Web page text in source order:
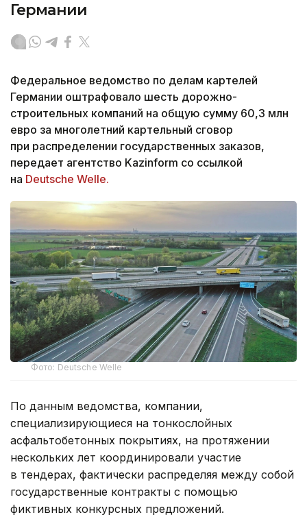
Германии
Федеральное ведомство по делам картелей
Германии оштрафовало шесть дорожно-
строительных компаний на общую сумму 60,3 млн
евро за многолетний картельный сговор
при распределении государственных заказов,
передает агентство Kazinform со ссылкой
на Deutsche Welle.
Фото: Deutsche Welle
По данным ведомства, компании,
специализирующиеся на тонкослойных
асфальтобетонных покрытиях, на протяжении
нескольких лет координировали участие
в тендерах, фактически распределяя между собой
государственные контракты с помощью
фиктивных конкурсных предложений.